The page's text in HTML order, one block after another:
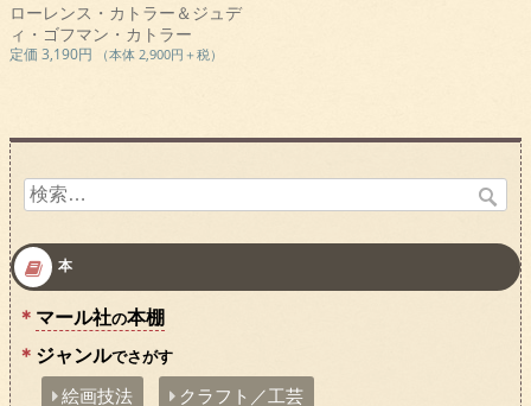
ローレンス・カトラー＆ジュデ
ィ・ゴフマン・カトラー
定価 3,190円 （本体 2,900円＋税）
検
本
マール社の本棚
ジャンルでさがす
絵画技法 クラフト／工芸